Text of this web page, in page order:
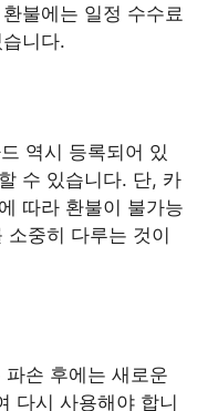
불에는 일정 수수료
니다.
역시 등록되어 있
수 있습니다. 단, 카
따라 환불이 불가능
중히 다루는 것이
파손 후에는 새로운
다시 사용해야 합니